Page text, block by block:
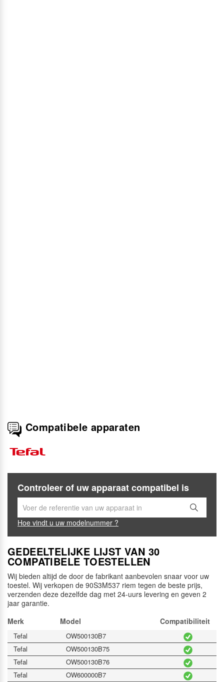
Compatibele apparaten
Controleer of uw apparaat compatibel is
Hoe vindt u uw modelnummer ?
GEDEELTELIJKE LIJST VAN 30
COMPATIBELE TOESTELLEN
Wij bieden altijd de door de fabrikant aanbevolen snaar voor uw
toestel. Wij verkopen de 90S3M537 riem tegen de beste prijs,
verzenden deze dezelfde dag met 24-uurs levering en geven 2
jaar garantie.
Merk
Model Compatibiliteit
Tefal
OW500130B7
Tefal
OW500130B75
Tefal
OW500130B76
Tefal
OW600000B7